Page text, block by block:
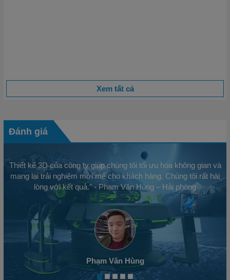
Xem tất cả
Đánh giá
Thiết kế 3D của công ty giúp chúng tôi tối ưu hóa không gian và
mang lại trải nghiệm mới mẻ cho khách hàng. Chúng tôi rất hài
lòng với kết quả." - Phạm Văn Hùng – Hải phòng
Phạm Văn Hùng